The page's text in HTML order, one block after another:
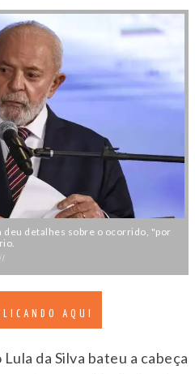
deu detalhes sobre o ocorrido, "por
AQUI
da Silva bateu a cabeça